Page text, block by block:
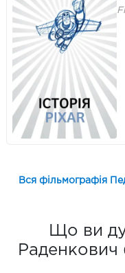
Вся фільмографія
Що ви
Раденкович